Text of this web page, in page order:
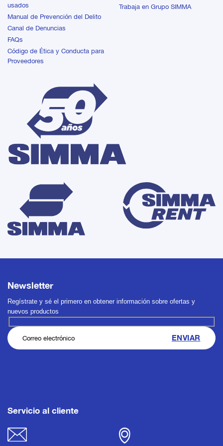
usados
Manual de Prevención del Delito
Canal de Denuncias
FAQs
Código de Ética y Conducta para
Proveedores
Trabaja en Grupo SIMMA
Newsletter
Regístrate y sé el primero en obtener información sobre ofertas y
nuevos productos
Servicio al cliente